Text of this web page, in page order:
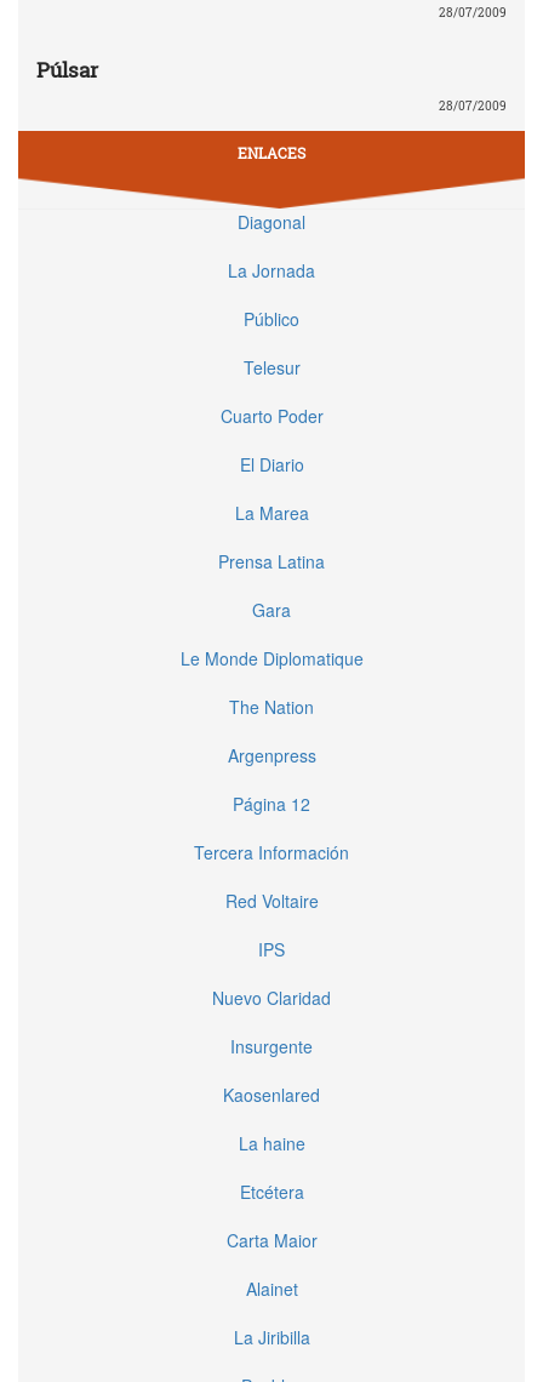
28/07/2009
Púlsar
28/07/2009
ENLACES
Diagonal
La Jornada
Público
Telesur
Cuarto Poder
El Diario
La Marea
Prensa Latina
Gara
Le Monde Diplomatique
The Nation
Argenpress
Página 12
Tercera Información
Red Voltaire
IPS
Nuevo Claridad
Insurgente
Kaosenlared
La haine
Etcétera
Carta Maior
Alainet
La Jiribilla